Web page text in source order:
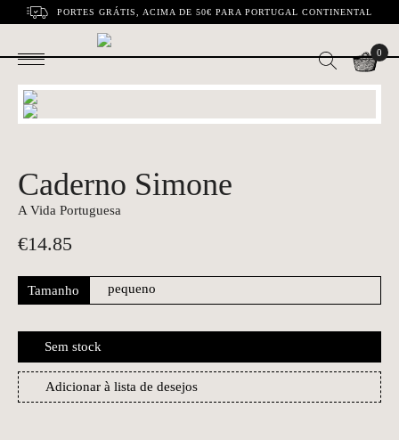
PORTES GRÁTIS, ACIMA DE 50€ PARA PORTUGAL CONTINENTAL
0
Caderno Simone
A Vida Portuguesa
€14.85
Tamanho
Sem stock
Adicionar à lista de desejos